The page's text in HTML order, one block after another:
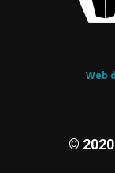
Web
© 2020